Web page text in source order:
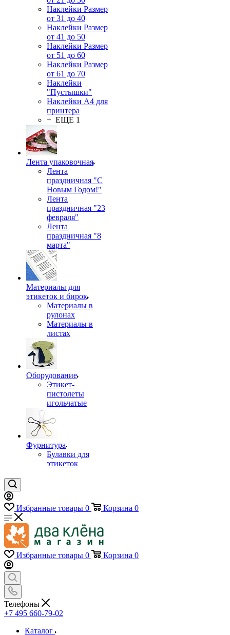
Наклейки Размер
от 31 до 40
Наклейки Размер
от 41 до 50
Наклейки Размер
от 51 до 60
Наклейки Размер
от 61 до 70
Наклейки
"Пустышки"
Наклейки А4 для
принтера
+ ЕЩЕ 1
Лента упаковочная
Лента
праздничная "С
Новым Годом!"
Лента
праздничная "23
февраля"
Лента
праздничная "8
марта"
Материалы для
этикеток и бирок
Материалы в
рулонах
Материалы в
листах
Оборудование
Этикет-
пистолеты
игольчатые
Фурнитура
Булавки для
этикеток
Избранные товары 0 Корзина 0
Избранные товары 0 Корзина 0
Телефоны
+7 495 660-79-02
Каталог